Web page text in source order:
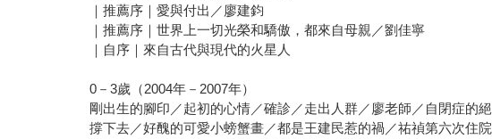
｜推薦序｜愛與付出／廖建鈞
｜推薦序｜世界上一切光榮和驕傲，都來自母親／劉佳寧
｜自序｜來自古代與現代的火星人
0－3歲（2004年－2007年）
剛出生的腳印／起初的心情／確診／走出人群／廖老師／自閉症的
撐下去／好醜的可愛小螃蟹畫／都是王建民惹的禍／祐禎第六次住